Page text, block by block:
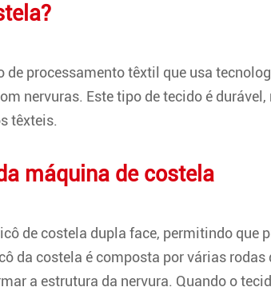
processamento têxtil que usa
nervuras. Este tipo de tecido é
têxteis.
máquina de costela
de costela dupla face, permitindo que
da costela é composta por várias rodas
a estrutura da nervura. Quando o